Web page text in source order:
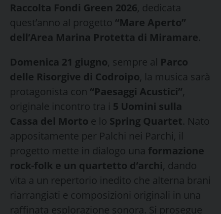
Raccolta Fondi Green 2026, dedicata
quest’anno al progetto “Mare Aperto”
dell’Area Marina Protetta di Miramare.
Domenica 21 giugno, sempre al Parco
delle Risorgive di Codroipo, la musica sarà
protagonista con “Paesaggi Acustici”,
originale incontro tra i 5 Uomini sulla
Cassa del Morto e lo Spring Quartet. Nato
appositamente per Palchi nei Parchi, il
progetto mette in dialogo una formazione
rock-folk e un quartetto d’archi, dando
vita a un repertorio inedito che alterna brani
riarrangiati e composizioni originali in una
raffinata esplorazione sonora. Si prosegue